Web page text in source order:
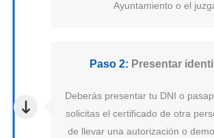
Ayuntamiento o el
Paso 2: Presentar
Deberás presentar tu DNI o
solicitas el certificado de otra
de llevar una autorización o